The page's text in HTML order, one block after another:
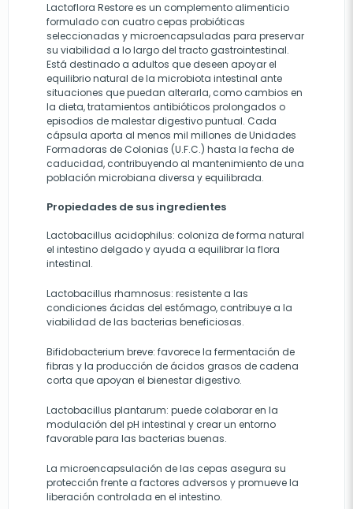
Lactoflora Restore es un complemento alimenticio
formulado con cuatro cepas probióticas
seleccionadas y microencapsuladas para preservar
su viabilidad a lo largo del tracto gastrointestinal.
Está destinado a adultos que deseen apoyar el
equilibrio natural de la microbiota intestinal ante
situaciones que puedan alterarla, como cambios en
la dieta, tratamientos antibióticos prolongados o
episodios de malestar digestivo puntual. Cada
cápsula aporta al menos mil millones de Unidades
Formadoras de Colonias (U.F.C.) hasta la fecha de
caducidad, contribuyendo al mantenimiento de una
población microbiana diversa y equilibrada.
Propiedades de sus ingredientes
Lactobacillus acidophilus: coloniza de forma natural
el intestino delgado y ayuda a equilibrar la flora
intestinal.
Lactobacillus rhamnosus: resistente a las
condiciones ácidas del estómago, contribuye a la
viabilidad de las bacterias beneficiosas.
Bifidobacterium breve: favorece la fermentación de
fibras y la producción de ácidos grasos de cadena
corta que apoyan el bienestar digestivo.
Lactobacillus plantarum: puede colaborar en la
modulación del pH intestinal y crear un entorno
favorable para las bacterias buenas.
La microencapsulación de las cepas asegura su
protección frente a factores adversos y promueve la
liberación controlada en el intestino.